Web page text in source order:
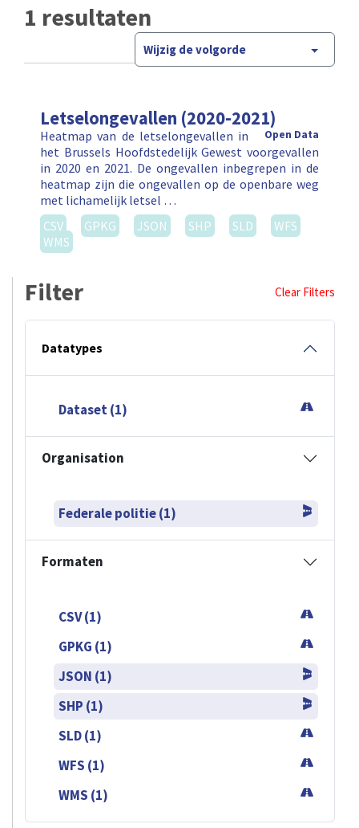
1 resultaten
Wijzig de volgorde
Letselongevallen (2020-2021)
Open Data
Heatmap van de letselongevallen in
het Brussels Hoofdstedelijk Gewest voorgevallen
in 2020 en 2021. De ongevallen inbegrepen in de
heatmap zijn die ongevallen op de openbare weg
met lichamelijk letsel …
CSV
GPKG JSON SHP SLD
WFS
WMS
Filter Clear Filters
Datatypes
Dataset (1)
Organisation
Federale politie (1)
Formaten
CSV (1)
GPKG (1)
JSON (1)
SHP (1)
SLD (1)
WFS (1)
WMS (1)